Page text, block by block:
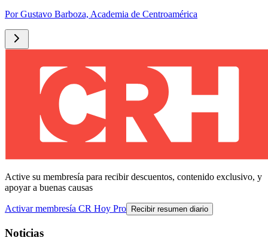
PorGustavo Barboza, Academia de Centroamérica
Active su membresía para recibir descuentos, contenido exclusivo, y
apoyar a buenas causas
Activar membresía CR Hoy Pro Recibir resumen diario
Noticias